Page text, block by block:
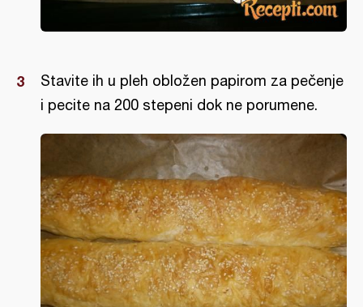
Stavite ih u pleh obložen papirom za pečenje
i pecite na 200 stepeni dok ne porumene.